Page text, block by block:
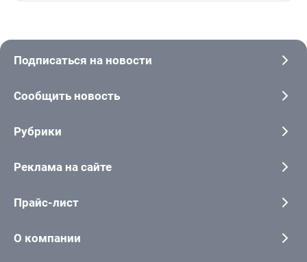
Подписаться на новости
Сообщить новость
Рубрики
Реклама на сайте
Прайс-лист
О компании